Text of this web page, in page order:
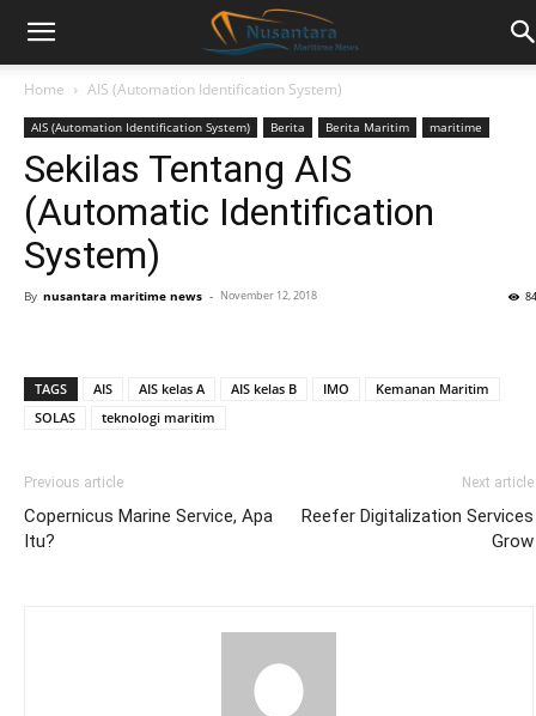
Home AIS (Automation Identification System)
AIS (Automation Identification System) Berita Berita Maritim maritime
Sekilas Tentang AIS
(Automatic Identification
System)
By nusantara maritime news - November 12, 2018
TAGS AIS AIS kelas A AIS kelas B IMO
Kemanan Maritim
SOLAS
teknologi maritim
Previous article
Copernicus Marine Service, Apa
Itu?
Next article
Reefer Digitalization Services
Grow